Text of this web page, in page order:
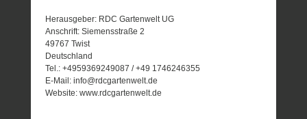
Herausgeber: RDC Gartenwelt UG
Anschrift: Siemensstraße 2
49767 Twist
Deutschland
Tel.: +4959369249087 / +49 1746246355
E-Mail: info@rdcgartenwelt.de
Website: www.rdcgartenwelt.de